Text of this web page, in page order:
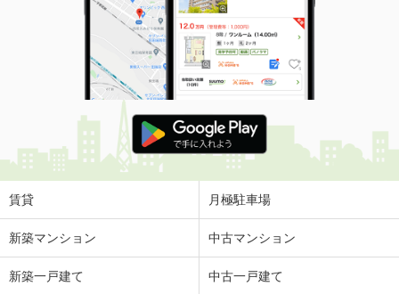
賃貸 月極駐車場
新築マンション 中古マンション
新築一戸建て 中古一戸建て